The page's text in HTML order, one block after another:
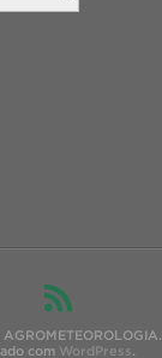
com WordPress.